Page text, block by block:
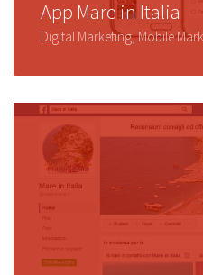
App Mare in Italia
Digital Marketing, Mobile